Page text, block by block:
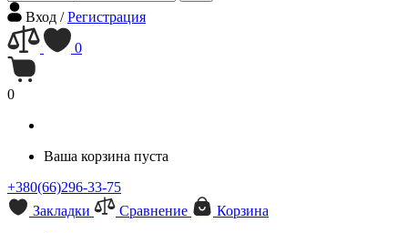
Вход /Регистрация
0
0
Ваша корзина пуста
+380(66)296-33-75
Закладки
Сравнение
Корзина